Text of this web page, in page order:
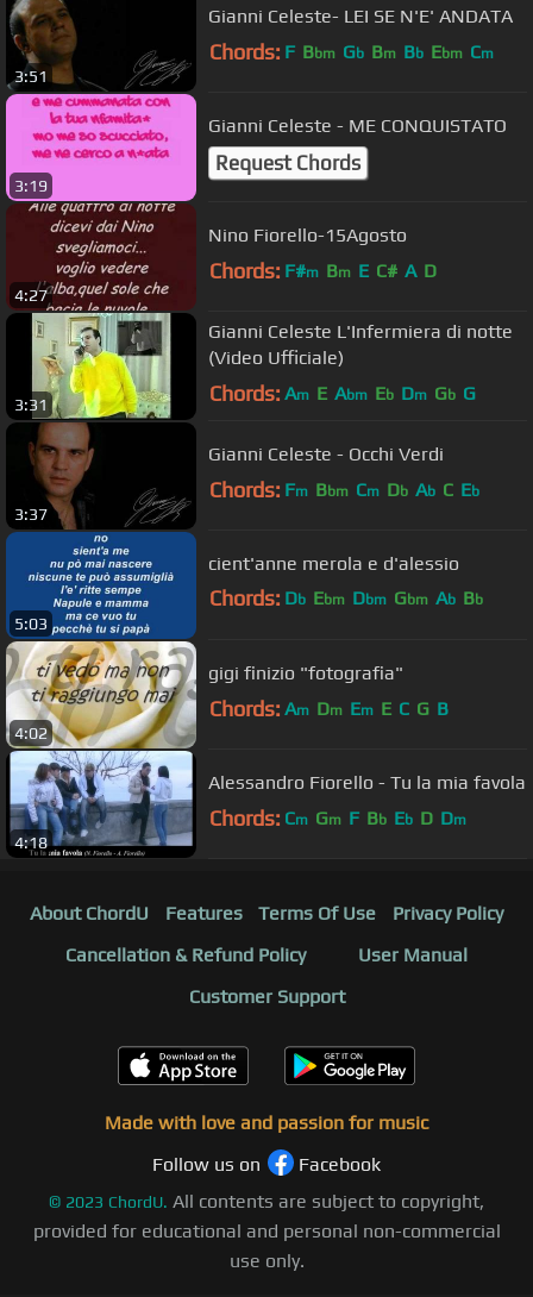
3:51
Gianni Celeste- LEI SE N'E' ANDATA
Chords: F Bbm Gb Bm Bb Ebm Cm
3:19
Gianni Celeste - ME CONQUISTATO
Request Chords
4:27
Nino Fiorello-15Agosto
Chords: F#m Bm E C# A D
3:31
Gianni Celeste L'Infermiera di notte
(Video Ufficiale)
Chords: Am E Abm Eb Dm Gb G
3:37
Gianni Celeste - Occhi Verdi
Chords: Fm Bbm Cm Db Ab C Eb
5:03
cient'anne merola e d'alessio
Chords: Db Ebm Dbm Gbm Ab Bb
4:02
gigi finizio "fotografia"
Chords: Am Dm Em E C G B
4:18
Alessandro Fiorello - Tu la mia favola
Chords: Cm Gm F Bb Eb D Dm
About ChordU Features Terms Of Use
Privacy Policy
Cancellation & Refund Policy
User Manual
Customer Support
Made with love and passion for music
Follow us on
Facebook
© 2023 ChordU. All contents are subject to copyright,
provided for educational and personal non-commercial
use only.